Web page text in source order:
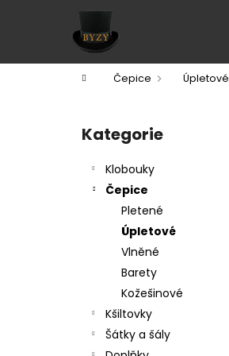
Domů
Čepice Úpletové
Přeskočit
kategorie
Kategorie
Klobouky
Čepice
Pletené
Úpletové
Vlněné
Barety
Kožešinové
Kšiltovky
Šátky a šály
í
Zpět
do
Zpět
do